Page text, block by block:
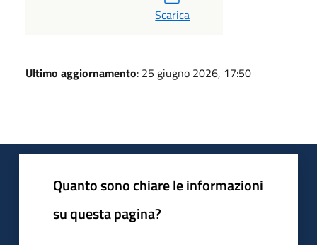
Scarica
Ultimo aggiornamento: 25 giugno 2026, 17:50
Quanto sono chiare le informazioni
su questa pagina?